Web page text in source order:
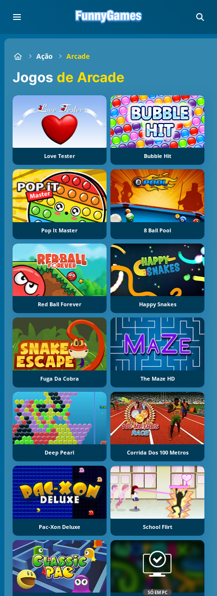
Ação Arcade
Jogos de Arcade
Love Tester Bubble Hit
Pop It Master 8 Ball Pool
Red Ball Forever Happy Snakes
Fuga Da Cobra The Maze HD
Deep Pearl Corrida Dos 100 Metros
Pac-Xon Deluxe School Flirt
SÓ EM PC